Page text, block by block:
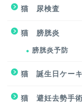
猫 尿検査
猫 膀胱炎
膀胱炎予防
猫 誕生日ケーキ
猫 避妊去勢手術